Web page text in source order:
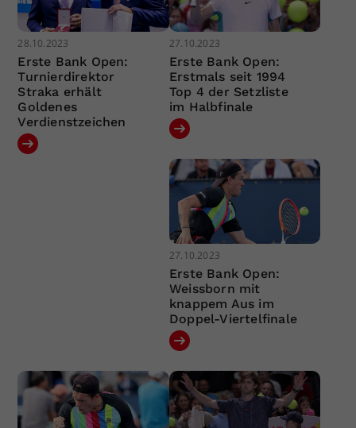
28.10.2023
Erste Bank Open:
Turnierdirektor
Straka erhält
Goldenes
Verdienstzeichen
27.10.2023
Erste Bank Open:
Erstmals seit 1994
Top 4 der Setzliste
im Halbfinale
27.10.2023
Erste Bank Open:
Weissborn mit
knappem Aus im
Doppel-Viertelfinale